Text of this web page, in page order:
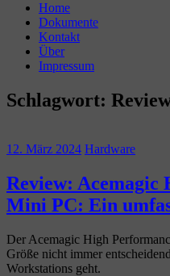
Home
Dokumente
Kontakt
Über
Impressum
Schlagwort:
12. März 2024 Hardware
Review: Acemagic
Mini PC: Ein
Der Acemagic High
Größe nicht immer
Workstations geht.